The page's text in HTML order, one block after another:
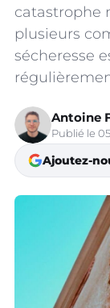
catastrophe
plusieurs
sécheresse
Antoine
Publié le
Ajoutez-